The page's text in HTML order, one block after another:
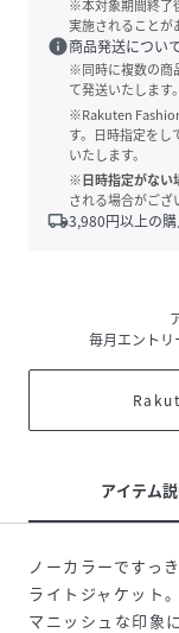
※本対象期間終了
実施されることが
info商品発送につい
※同時に複数の商
て発送いたします。
※Rakuten
す。日時指定を
いたします。
※日時指定がない
される場合がござ
local_shipping3,980円以上の
毎月エントリ
アイテム
ノーカラーですっ
ライトジャケット。
マニッシュな印象